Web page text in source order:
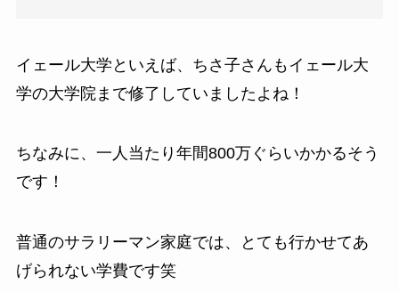
イェール大学といえば、ちさ子さんもイェール大
学の大学院まで修了していましたよね！
ちなみに、一人当たり年間800万ぐらいかかるそう
です！
普通のサラリーマン家庭では、とても行かせてあ
げられない学費です笑